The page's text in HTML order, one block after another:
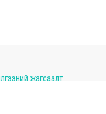
жагсаалт